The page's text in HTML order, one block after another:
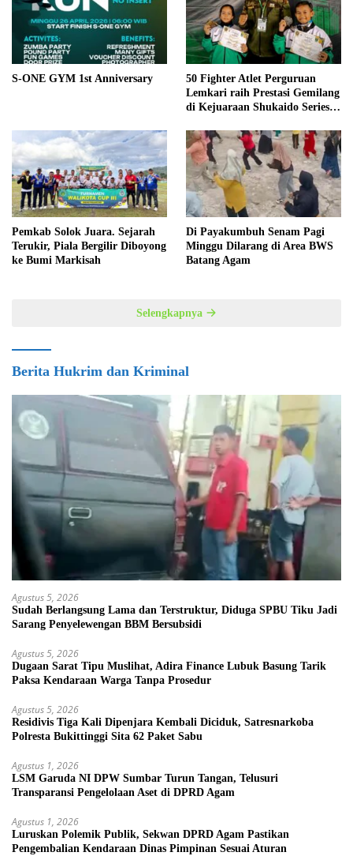
S-ONE GYM 1st Anniversary
50 Fighter Atlet Perguruan
Lemkari raih Prestasi Gemilang
di Kejuaraan Shukaido Series 1
Pemkab Solok Juara. Sejarah
Terukir, Piala Bergilir Diboyong
ke Bumi Markisah
Di Payakumbuh Senam Pagi
Minggu Dilarang di Area BWS
Batang Agam
Selengkapnya
Berita Hukrim dan Kriminal
Agustus 5, 2026
Sudah Berlangsung Lama dan Terstruktur, Diduga SPBU Tiku Jadi
Sarang Penyelewengan BBM Bersubsidi
Agustus 5, 2026
Dugaan Sarat Tipu Muslihat, Adira Finance Lubuk Basung Tarik
Paksa Kendaraan Warga Tanpa Prosedur
Agustus 5, 2026
Residivis Tiga Kali Dipenjara Kembali Diciduk, Satresnarkoba
Polresta Bukittinggi Sita 62 Paket Sabu
Agustus 1, 2026
LSM Garuda NI DPW Sumbar Turun Tangan, Telusuri
Transparansi Pengelolaan Aset di DPRD Agam
Agustus 1, 2026
Luruskan Polemik Publik, Sekwan DPRD Agam Pastikan
Pengembalian Kendaraan Dinas Pimpinan Sesuai Aturan